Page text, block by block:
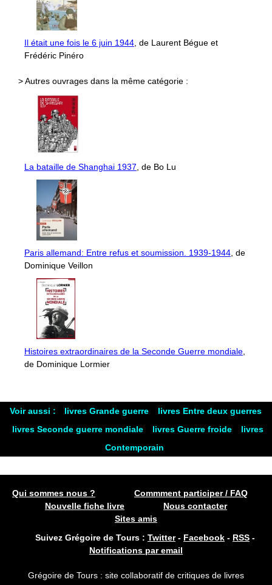
Il était une fois le 6 juin 1944 , de Laurent Bégue et
Frédéric Pinéro
> Autres ouvrages dans la même catégorie :
La bataille de Shanghai 1937 , de Bo Lu
Paris allemand: Entre refus et soumission. 1939-1944 , de
Dominique Veillon
Histoires extraordinaires de la Seconde Guerre mondiale
de Dominique Lormier
Voir aussi : livres Grande guerre
livres Entre deux guerres
livres Seconde guerre mondiale
livres Guerre froide
livres
Contemporain
Qui sommes nous ?
Commment participer / FAQ
Nouvelle fiche livre
Nous contacter
Sites amis
Suivez Grégoire de Tours : Twitter- Facebook - RSS -
Notifications par email
Grégoire de Tours : site collaboratif de critiques de livres